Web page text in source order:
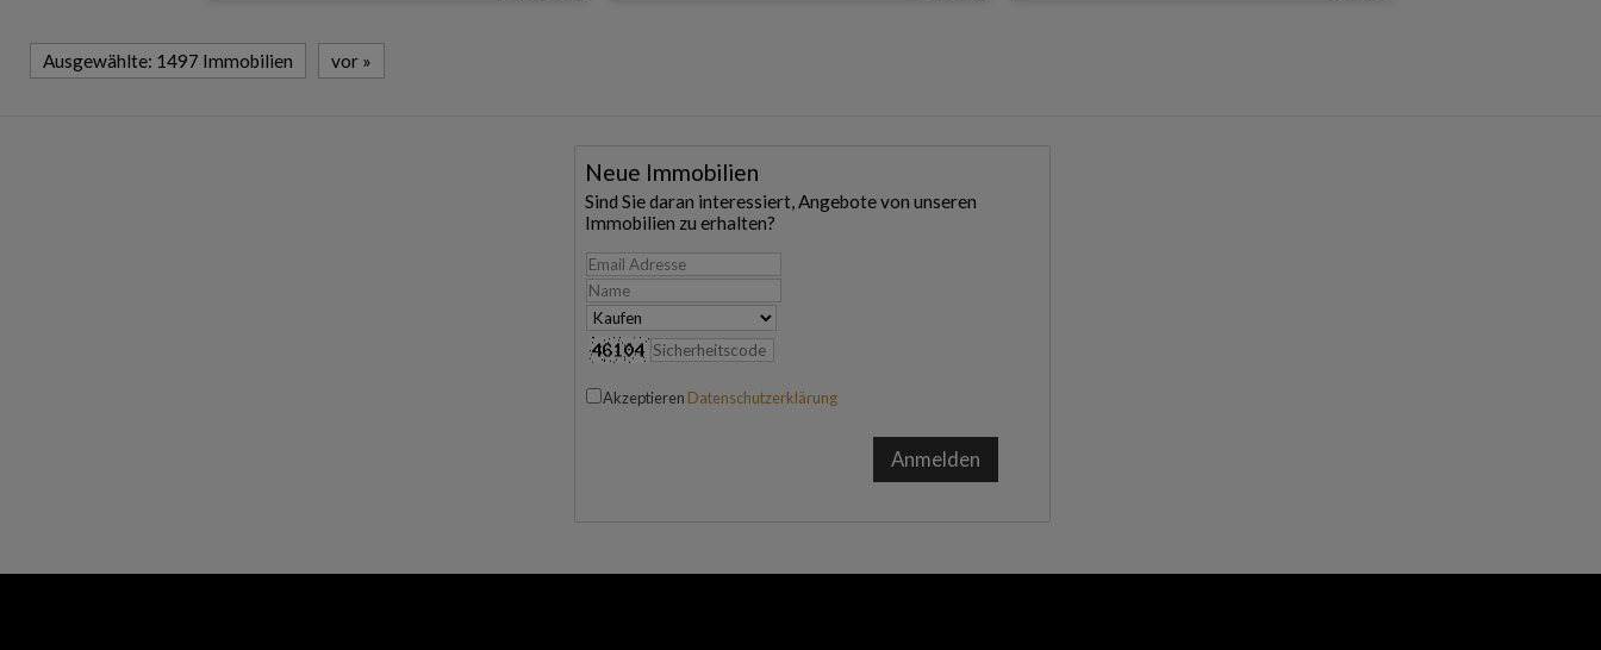
Ausgewählte: 1497 Immobilien vor »
Neue Immobilien
Sind Sie daran interessiert, Angebote von unseren
Immobilien zu erhalten?
Akzeptieren Datenschutzerklärung